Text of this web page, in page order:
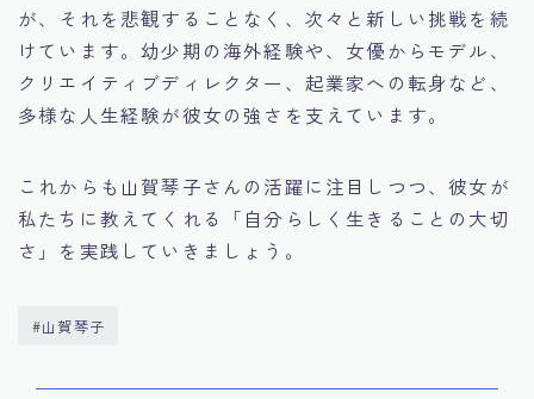
が、それを悲観することなく、次々と新しい挑戦を続
けています。幼少期の海外経験や、女優からモデル、
クリエイティブディレクター、起業家への転身など、
多様な人生経験が彼女の強さを支えています。
これからも山賀琴子さんの活躍に注目しつつ、彼女が
私たちに教えてくれる「自分らしく生きることの大切
さ」を実践していきましょう。
#山賀琴子